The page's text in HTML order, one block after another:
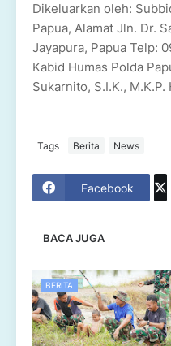
Dikeluarkan oleh:
Papua, Alamat Jln. Dr.
Jayapura, Papua Telp:
Kabid Humas Polda
Sukarnito, S.I.K., M.K.P.
Tags Berita News
Facebook
BACA JUGA
BERITA